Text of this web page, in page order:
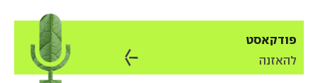
פודקאסט
להאזנה